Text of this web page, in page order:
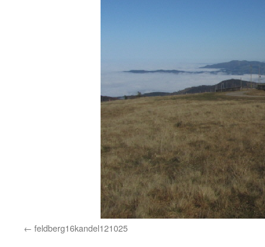
feldberg16kandel121025